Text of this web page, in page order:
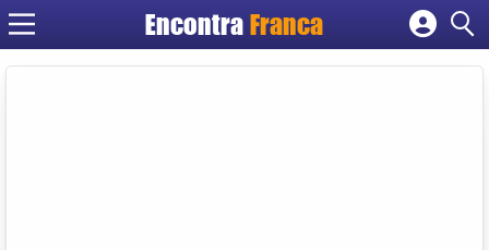
Encontra Franca
Cadastrar empresa